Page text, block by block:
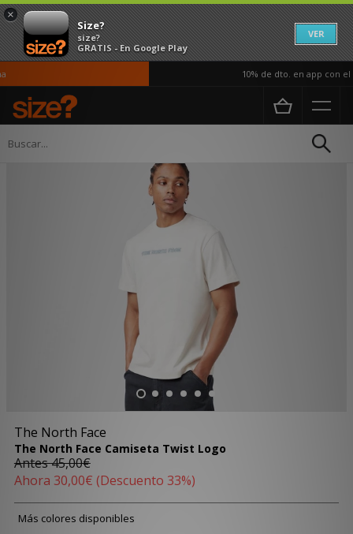
×
Size?
size?
GRATIS - En Google Play
VER
10% de dto. en app con el
Página principal
The North Face
The North Face Camiseta Twist Logo
Antes45,00€
Ahora 30,00€ (Descuento 33%)
Más colores disponibles